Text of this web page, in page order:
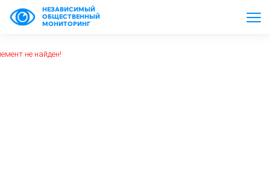
НЕЗАВИСИМЫЙ
ОБЩЕСТВЕННЫЙ
МОНИТОРИНГ
не найден!